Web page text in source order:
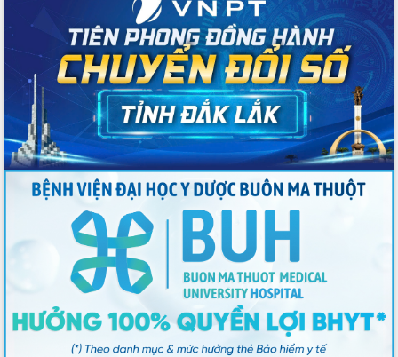
Đắk Lắk tập trung toàn lực khắc phục
tồn tại IUU, sẵn sàng làm việc với
Đoàn thanh tra EC
Chủ tịch UBND tỉnh Tạ Anh Tuấn thăm,
chúc mừng các bệnh viện nhân Ngày
Thầy thuốc Việt Nam
Rộn ràng lễ hội truyền thống Sông
nước Đà Nông lần thứ I năm 2026
Kỳ họp Chuyên đề lần thứ Năm, HĐND
tỉnh Đắk Lắk thông qua các nghị quyết
quan trọng
Thống nhất danh sách giới thiệu ứng
cử đại biểu Quốc hội khoá XVI và đại
biểu HĐND tỉnh Đắk Lắk, nhiệm kỳ
Phát động hai phong trào thi đua quan
trọng trong kỷ nguyên mới
Hội nghị lần thứ tư Ban Chỉ đạo công